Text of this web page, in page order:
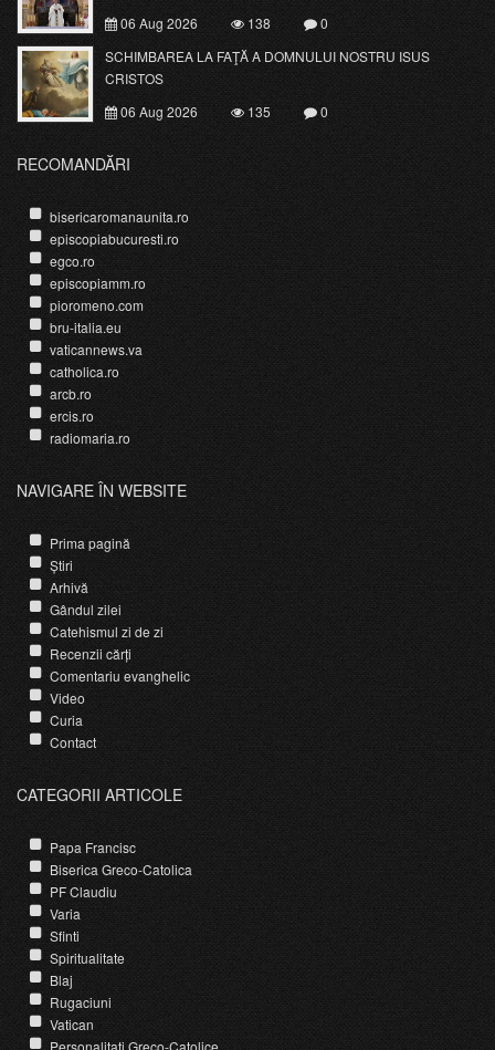
06 Aug 2026
138
0
SCHIMBAREA LA FAŢĂ A DOMNULUI NOSTRU ISUS
CRISTOS
06 Aug 2026
135 0
RECOMANDĂRI
bisericaromanaunita.ro
episcopiabucuresti.ro
egco.ro
episcopiamm.ro
pioromeno.com
bru-italia.eu
vaticannews.va
catholica.ro
arcb.ro
ercis.ro
radiomaria.ro
NAVIGARE ÎN WEBSITE
Prima pagină
Știri
Arhivă
Gândul zilei
Catehismul zi de zi
Recenzii cărți
Comentariu evanghelic
Video
Curia
Contact
CATEGORII ARTICOLE
Papa Francisc
Biserica Greco-Catolica
PF Claudiu
Varia
Sfinti
Spiritualitate
Blaj
Rugaciuni
Vatican
Personalitati Greco-Catolice